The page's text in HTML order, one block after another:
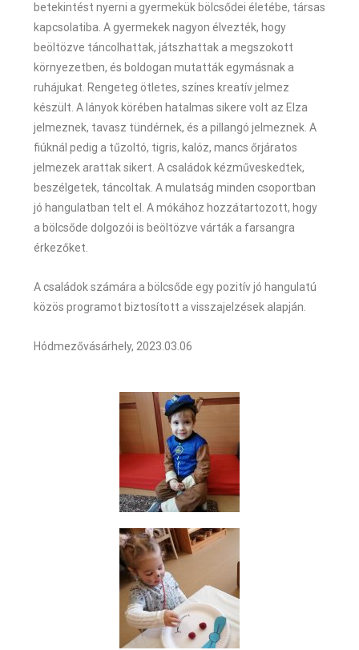
betekintést nyerni a gyermekük bölcsődei életébe, társas
kapcsolatiba. A gyermekek nagyon élvezték, hogy
beöltözve táncolhattak, játszhattak a megszokott
környezetben, és boldogan mutatták egymásnak a
ruhájukat. Rengeteg ötletes, színes kreatív jelmez
készült. A lányok körében hatalmas sikere volt az Elza
jelmeznek, tavasz tündérnek, és a pillangó jelmeznek. A
fiúknál pedig a tűzoltó, tigris, kalóz, mancs őrjáratos
jelmezek arattak sikert. A családok kézműveskedtek,
beszélgetek, táncoltak. A mulatság minden csoportban
jó hangulatban telt el. A mókához hozzátartozott, hogy
a bölcsőde dolgozói is beöltözve várták a farsangra
érkezőket.
A családok számára a bölcsőde egy pozitív jó hangulatú
közös programot biztosított a visszajelzések alapján.
Hódmezővásárhely, 2023.03.06